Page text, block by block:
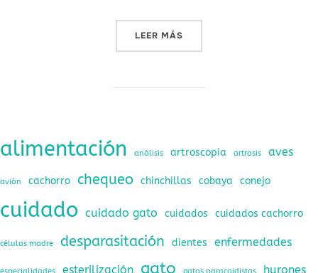
LEER MÁS
alimentación análisis artroscopia artrosis aves
avión cachorro chequeo chinchillas cobaya conejo
cuidado cuidado gato cuidados cuidados cachorro
células madre desparasitación dientes enfermedades
especialidades esterilización gato gatos paracaidistas hurones